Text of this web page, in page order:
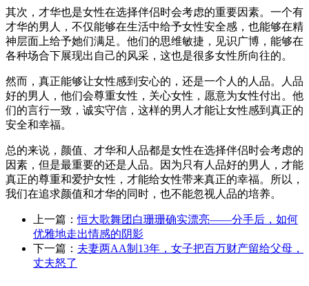
其次，才华也是女性在选择伴侣时会考虑的重要因素。一个有
才华的男人，不仅能够在生活中给予女性安全感，也能够在精
神层面上给予她们满足。他们的思维敏捷，见识广博，能够在
各种场合下展现出自己的风采，这也是很多女性所向往的。
然而，真正能够让女性感到安心的，还是一个人的人品。人品
好的男人，他们会尊重女性，关心女性，愿意为女性付出。他
们的言行一致，诚实守信，这样的男人才能让女性感到真正的
安全和幸福。
总的来说，颜值、才华和人品都是女性在选择伴侣时会考虑的
因素，但是最重要的还是人品。因为只有人品好的男人，才能
真正的尊重和爱护女性，才能给女性带来真正的幸福。所以，
我们在追求颜值和才华的同时，也不能忽视人品的培养。
上一篇：恒大歌舞团白珊珊确实漂亮——分手后，如何
优雅地走出情感的阴影
下一篇： 夫妻两AA制13年，女子把百万财产留给父母，
丈夫怒了